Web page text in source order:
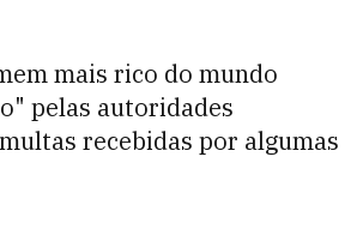
mais rico do mundo
pelas autoridades
recebidas por algumas